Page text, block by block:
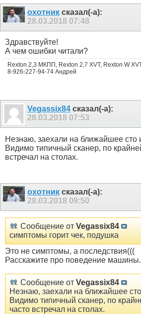
охотник сказал(-а):
28.03.2018 07:48
Здравствуйте!
А чем ошибки читали?
Rexton 2,3 МКПП, Rexton 2,7 XVT, Rexton W
8-926-227-94-74 Андрей
Vegassix84 сказал(-а):
28.03.2018 07:53
Незнаю, заехали на ближайшее сто
Видимо типичный сканер, по
встречал на столах.
охотник сказал(-а):
28.03.2018 09:50
Сообщение от Vegassix84
симптомы горит чек, подушка
Это не симптомы, а последствия(((
Расскажите про поведение машины.
Сообщение от Vegassix84
Незнаю, заехали на ближайшее
Видимо типичный сканер, по
часто встречал на столах.